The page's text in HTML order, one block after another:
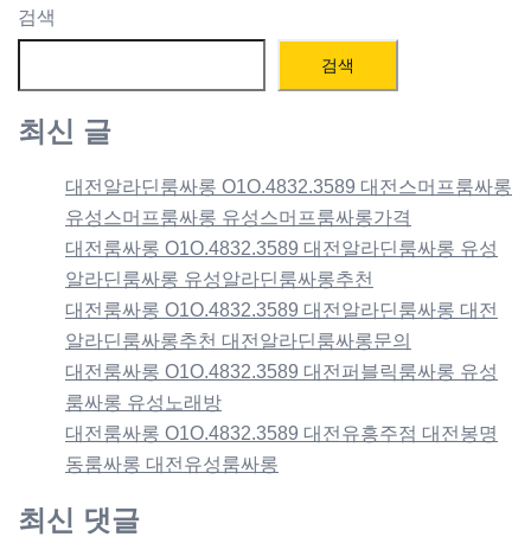
검색
검색
최신 글
대전알라딘룸싸롱 O1O.4832.3589 대전스머프룸싸롱
유성스머프룸싸롱 유성스머프룸싸롱가격
대전룸싸롱 O1O.4832.3589 대전알라딘룸싸롱 유성
알라딘룸싸롱 유성알라딘룸싸롱추천
대전룸싸롱 O1O.4832.3589 대전알라딘룸싸롱 대전
알라딘룸싸롱추천 대전알라딘룸싸롱문의
대전룸싸롱 O1O.4832.3589 대전퍼블릭룸싸롱 유성
룸싸롱 유성노래방
대전룸싸롱 O1O.4832.3589 대전유흥주점 대전봉명
동룸싸롱 대전유성룸싸롱
최신 댓글